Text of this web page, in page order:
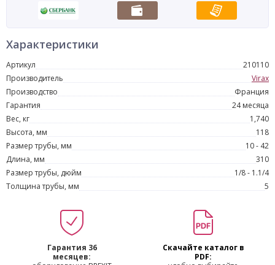
Характеристики
Артикул
210110
Производитель
Virax
Производство
Франция
Гарантия
24 месяца
Вес, кг
1,740
Высота, мм
118
Размер трубы, мм
10 - 42
Длина, мм
310
Размер трубы, дюйм
1/8 - 1.1/4
Толщина трубы, мм
5
Гарантия 36
месяцев:
Скачайте каталог в
PDF: